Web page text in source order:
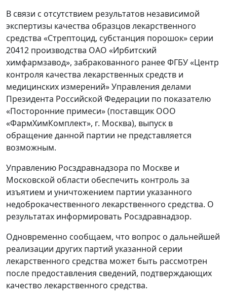
В связи с отсутствием результатов независимой
экспертизы качества образцов лекарственного
средства «Стрептоцид, субстанция порошок» серии
20412 производства ОАО «Ирбитский
химфармзавод», забракованного ранее ФГБУ «Центр
контроля качества лекарственных средств и
медицинских измерений» Управления делами
Президента Российской Федерации по показателю
«Посторонние примеси» (поставщик ООО
«ФармХимКомплект», г. Москва), выпуск в
обращение данной партии не представляется
возможным.
Управлению Росздравнадзора по Москве и
Московской области обеспечить контроль за
изъятием и уничтожением партии указанного
недоброкачественного лекарственного средства. О
результатах информировать Росздравнадзор.
Одновременно сообщаем, что вопрос о дальнейшей
реализации других партий указанной серии
лекарственного средства может быть рассмотрен
после предоставления сведений, подтверждающих
качество лекарственного средства.